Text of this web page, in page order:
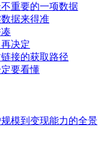
重要的一项数据
据来得准
决定
接的获取路径
要看懂